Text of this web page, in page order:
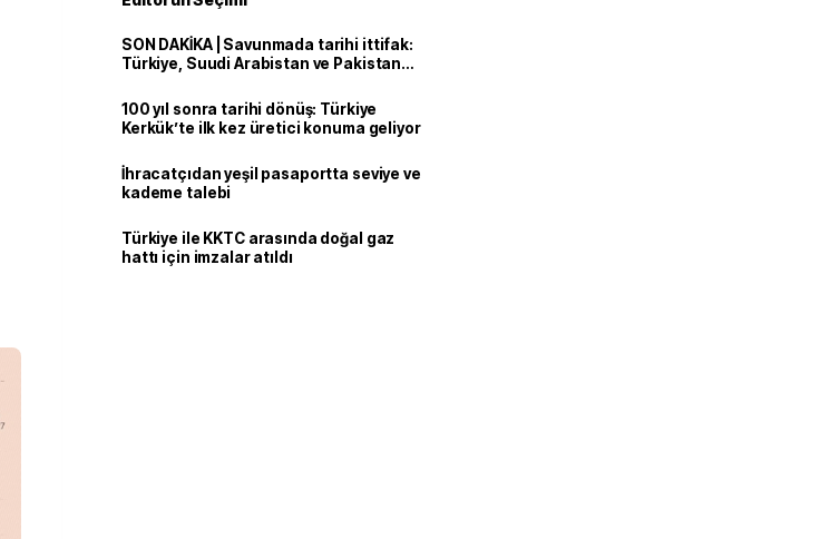
SON DAKİKA | Savunmada tarihi ittifak:
Türkiye, Suudi Arabistan ve Pakistan
100 yıl sonra tarihi dönüş: Türkiye
Kerkük’te ilk kez üretici konuma geliyor
İhracatçıdan yeşil pasaportta seviye ve
kademe talebi
Türkiye ile KKTC arasında doğal gaz
hattı için imzalar atıldı